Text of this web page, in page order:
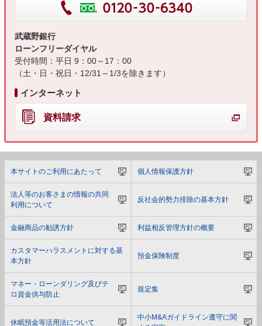
武蔵野銀行
ローンフリーダイヤル
受付時間：平日 9：00～17：00
（土・日・祝日・12/31～1/3を除きます）
インターネット
資料請求
本サイトのご利用にあたって 個人情報保護方針
法人等のお客さまの情報の共同
利用について
反社会的勢力排除の基本方針
金融商品の勧誘方針 利益相反管理方針の概要
カスタマーハラスメントに対する基
本方針
預金保険制度
マネー・ローンダリング及びテ
ロ資金供与防止
規定集
休眠預金等活用法について
中小M&Aガイドライン遵守に関